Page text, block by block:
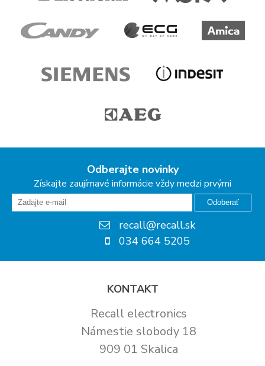
Odberajte novinky
Získajte zaujímavé informácie vždy medzi prvými
Odoberať
recall@recall.sk
034 664 5205
KONTAKT
Recall electronics
Námestie slobody 18
909 01 Skalica